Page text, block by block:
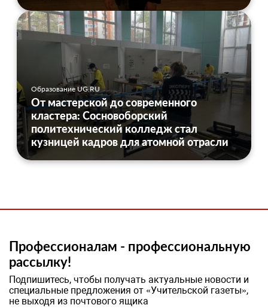
Образование UG.RU
От мастерской до современного
кластера: Сосновоборский
политехнический колледж стал
кузницей кадров для атомной отрасли
Профессионалам - профессиональную
рассылку!
Подпишитесь, чтобы получать актуальные новости и
специальные предложения от «Учительской газеты»,
не выходя из почтового ящика